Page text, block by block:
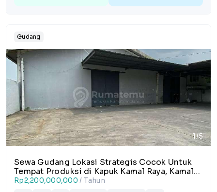
Gudang
1/5
Sewa Gudang Lokasi Strategis Cocok Untuk
Tempat Produksi di Kapuk Kamal Raya, Kamal
Muara. Penjaringan
Rp2,200,000,000 / Tahun